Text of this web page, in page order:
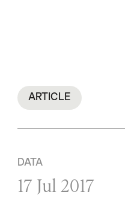
ARTICLE
DATA
17 Jul 2017